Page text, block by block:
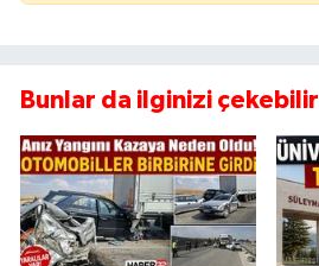
Bunlar da ilginizi çekebilir